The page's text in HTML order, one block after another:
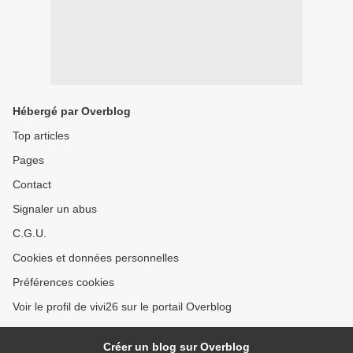
Hébergé par Overblog
Top articles
Pages
Contact
Signaler un abus
C.G.U.
Cookies et données personnelles
Préférences cookies
Voir le profil de vivi26 sur le portail Overblog
Créer un blog sur Overblog